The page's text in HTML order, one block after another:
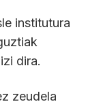
institutura
dira.
zeudela